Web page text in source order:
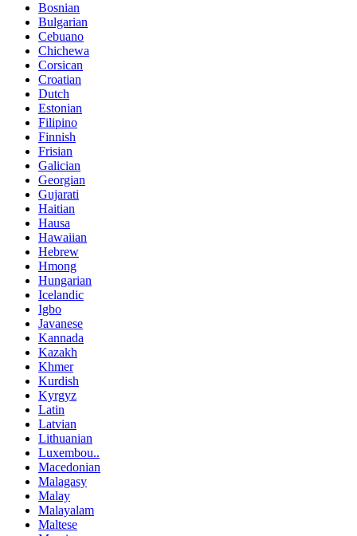
Bosnian
Bulgarian
Cebuano
Chichewa
Corsican
Croatian
Dutch
Estonian
Filipino
Finnish
Frisian
Galician
Georgian
Gujarati
Haitian
Hausa
Hawaiian
Hebrew
Hmong
Hungarian
Icelandic
Igbo
Javanese
Kannada
Kazakh
Khmer
Kurdish
Kyrgyz
Latin
Latvian
Lithuanian
Luxembou..
Macedonian
Malagasy
Malay
Malayalam
Maltese